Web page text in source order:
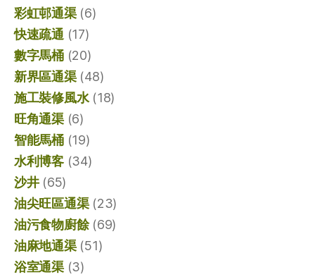
彩虹邨通渠(6)
快速疏通 (17)
數字馬桶(20)
新界區通渠(48)
施工裝修風水(18)
旺角通渠(6)
智能馬桶(19)
水利博客(34)
沙井(65)
油尖旺區通渠(23)
油污食物廚餘(69)
油麻地通渠(51)
浴室通渠(3)